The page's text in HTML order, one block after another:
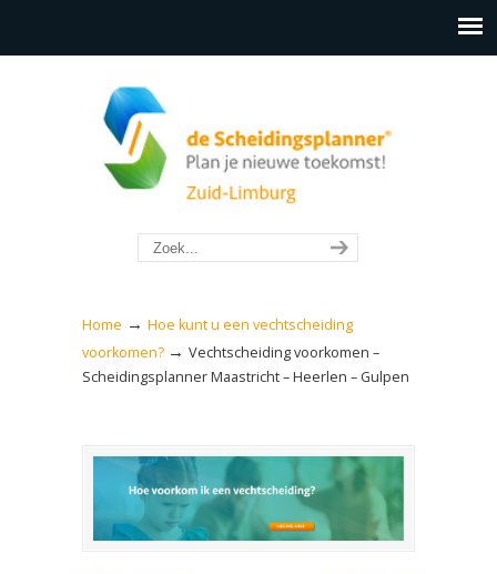
Home → Hoe kunt u een vechtscheiding
voorkomen? → Vechtscheiding voorkomen –
Scheidingsplanner Maastricht – Heerlen – Gulpen